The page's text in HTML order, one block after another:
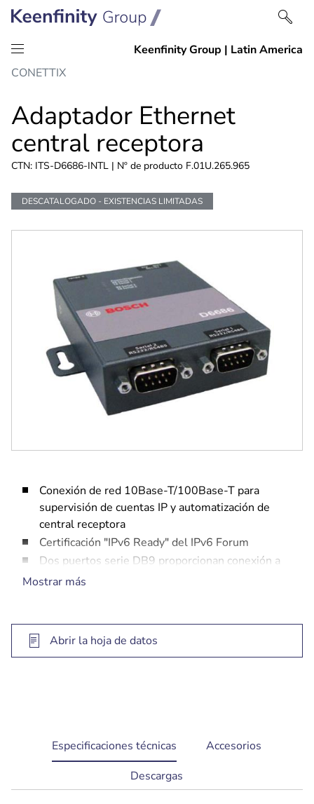
saltar
contenido
Saltar
navegación
CONETTIX
Adaptador Ethernet
central receptora
CTN: ITS-D6686-INTL | Nº de producto F.01U.265.965
DESCATALOGADO - EXISTENCIAS LIMITADAS
Conexión de red 10Base-T/100Base-T para
supervisión de cuentas IP y automatización de
central receptora
Certificación "IPv6 Ready" del IPv6 Forum
Dos puertos serie DB9 proporcionan conexión a
D6600/D6672
128 a 256 bits
Mostrar más
Abrir la hoja de datos
current
tab:
Especificaciones técnicas
Accesorios
Descargas